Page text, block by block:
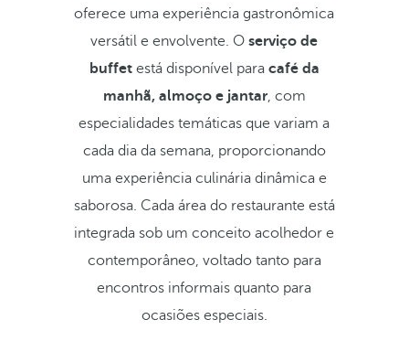
oferece uma experiência gastronômica
versátil e envolvente. Oserviço de
buffetestá disponível para café da
manhã, almoço e jantar, com
especialidades temáticas que variam a
cada dia da semana, proporcionando
uma experiência culinária dinâmica e
saborosa. Cada área do restaurante está
integrada sob um conceito acolhedor e
contemporâneo, voltado tanto para
encontros informais quanto para
ocasiões especiais.